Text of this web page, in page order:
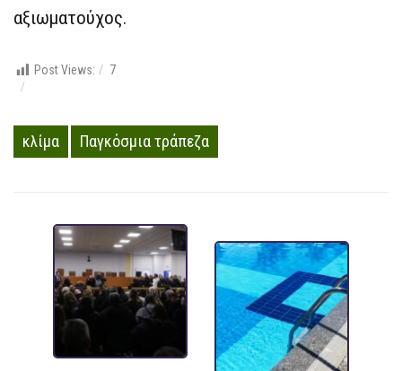
αξιωματούχος.
Post Views: 7
κλίμα Παγκόσμια τράπεζα